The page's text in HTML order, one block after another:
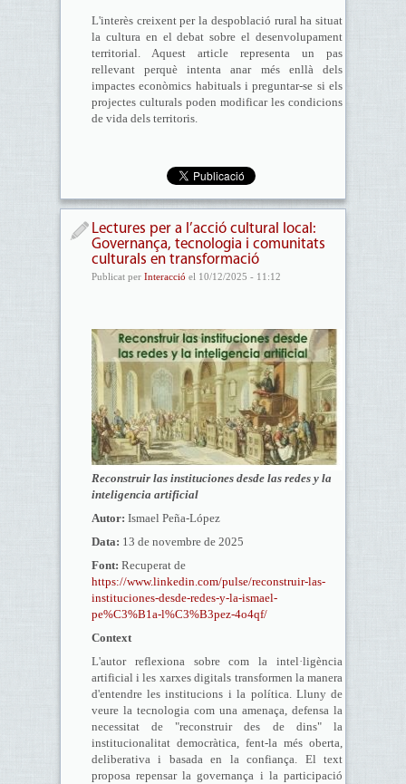
L'interès creixent per la despoblació rural ha situat
la cultura en el debat sobre el desenvolupament
territorial. Aquest article representa un pas
rellevant perquè intenta anar més enllà dels
impactes econòmics habituals i preguntar-se si els
projectes culturals poden modificar les condicions
de vida dels territoris.
Lectures per a l’acció cultural local:
Governança, tecnologia i comunitats
culturals en transformació
Publicat per Interacció el 10/12/2025 - 11:12
Reconstruir las instituciones desde las redes y la
inteligencia artificial
Autor: Ismael Peña-López
Data: 13 de novembre de 2025
Font: Recuperat de
https://www.linkedin.com/pulse/reconstruir-las-
instituciones-desde-redes-y-la-ismael-
pe%C3%B1a-l%C3%B3pez-4o4qf/
Context
L'autor reflexiona sobre com la intel·ligència
artificial i les xarxes digitals transformen la manera
d'entendre les institucions i la política. Lluny de
veure la tecnologia com una amenaça, defensa la
necessitat de "reconstruir des de dins" la
institucionalitat democràtica, fent-la més oberta,
deliberativa i basada en la confiança. El text
proposa repensar la governança i la participació